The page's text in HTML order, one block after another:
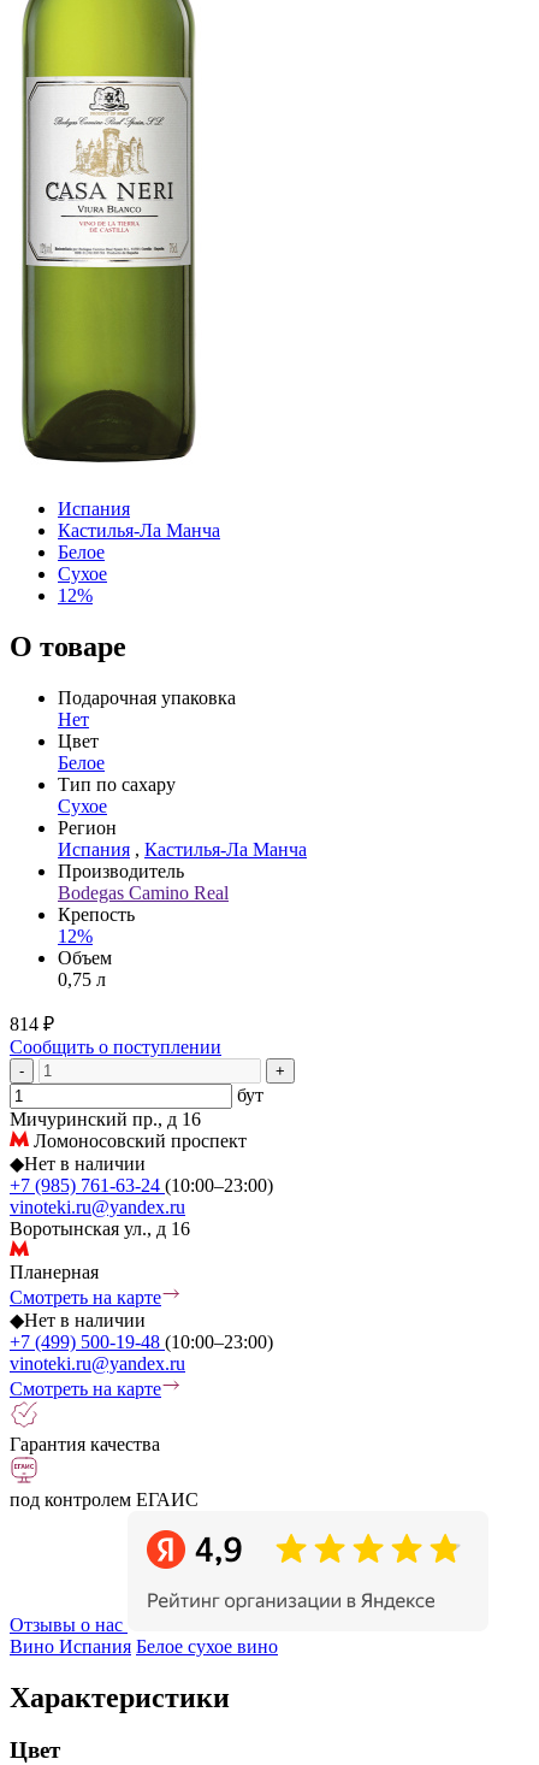
Испания
Кастилья-Ла Манча
Белое
Сухое
12%
О товаре
Подарочная упаковка
Нет
Цвет
Белое
Тип по сахару
Сухое
Регион
Испания , Кастилья-Ла Манча
Производитель
Bodegas Camino Real
Крепость
12%
Объем
0,75 л
814 ₽
Сообщить о поступлении
- +
бут
Мичуринский пр., д 16
Ломоносовский проспект
◆Нет в наличии
+7 (985) 761-63-24 (10:00–23:00)
vinoteki.ru@yandex.ru
Воротынская ул., д 16
Планерная
Смотреть на карте
◆Нет в наличии
+7 (499) 500-19-48 (10:00–23:00)
vinoteki.ru@yandex.ru
Смотреть на карте
Гарантия качества
под контролем ЕГАИС
Отзывы о нас
Вино Испания Белое сухое вино
Характеристики
Цвет